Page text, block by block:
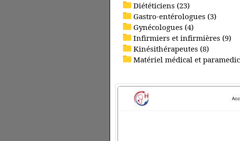
Diététiciens (23)
Gastro-entérologues (3)
Gynécologues (4)
Infirmiers et infirmières (9)
Kinésithérapeutes (8)
Matériel médical et